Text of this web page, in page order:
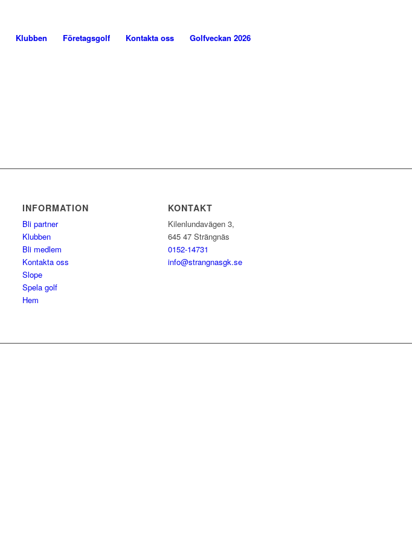
Klubben Företagsgolf Kontakta oss Golfveckan 2026
INFORMATION
Bli partner
Klubben
Bli medlem
Kontakta oss
Slope
Spela golf
Hem
KONTAKT
Kilenlundavägen 3,
645 47 Strängnäs
0152-14731
info@strangnasgk.se